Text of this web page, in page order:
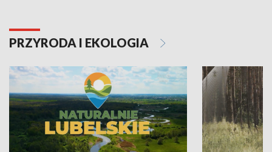
PRZYRODA I EKOLOGIA